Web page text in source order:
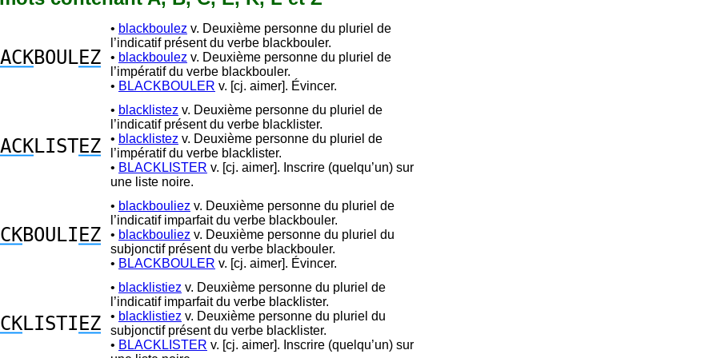
BOULEZ
• blackboulez v. Deuxième personne du pluriel de
l’indicatif présent du verbe blackbouler.
• blackboulez v. Deuxième personne du pluriel de
l’impératif du verbe blackbouler.
• BLACKBOULER v. [cj. aimer]. Évincer.
LISTEZ
• blacklistez v. Deuxième personne du pluriel de
l’indicatif présent du verbe blacklister.
• blacklistez v. Deuxième personne du pluriel de
l’impératif du verbe blacklister.
• BLACKLISTER v. [cj. aimer]. Inscrire (quelqu’un) sur
une liste noire.
BOULI EZ
• blackbouliez v. Deuxième personne du pluriel de
l’indicatif imparfait du verbe blackbouler.
• blackbouliez v. Deuxième personne du pluriel du
subjonctif présent du verbe blackbouler.
• BLACKBOULER v. [cj. aimer]. Évincer.
LISTI EZ
• blacklistiez v. Deuxième personne du pluriel de
l’indicatif imparfait du verbe blacklister.
• blacklistiez v. Deuxième personne du pluriel du
subjonctif présent du verbe blacklister.
• BLACKLISTER v. [cj. aimer]. Inscrire (quelqu’un) sur